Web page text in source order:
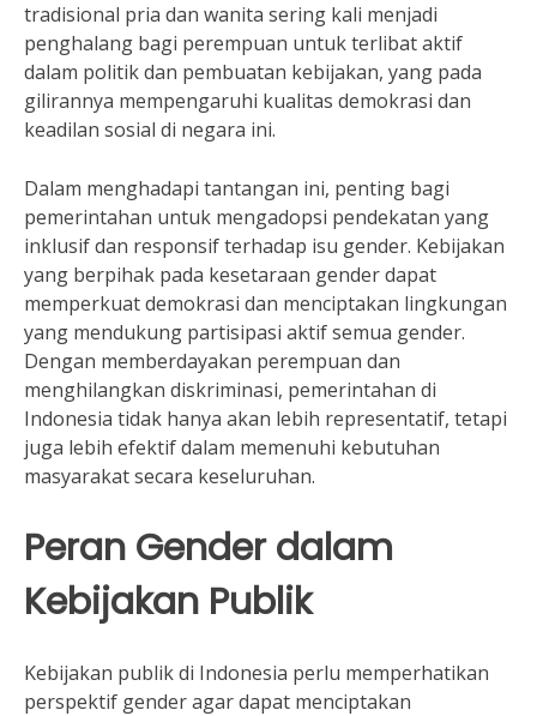
tradisional pria dan wanita sering kali menjadi
penghalang bagi perempuan untuk terlibat aktif
dalam politik dan pembuatan kebijakan, yang pada
gilirannya mempengaruhi kualitas demokrasi dan
keadilan sosial di negara ini.
Dalam menghadapi tantangan ini, penting bagi
pemerintahan untuk mengadopsi pendekatan yang
inklusif dan responsif terhadap isu gender. Kebijakan
yang berpihak pada kesetaraan gender dapat
memperkuat demokrasi dan menciptakan lingkungan
yang mendukung partisipasi aktif semua gender.
Dengan memberdayakan perempuan dan
menghilangkan diskriminasi, pemerintahan di
Indonesia tidak hanya akan lebih representatif, tetapi
juga lebih efektif dalam memenuhi kebutuhan
masyarakat secara keseluruhan.
Peran Gender dalam
Kebijakan Publik
Kebijakan publik di Indonesia perlu memperhatikan
perspektif gender agar dapat menciptakan